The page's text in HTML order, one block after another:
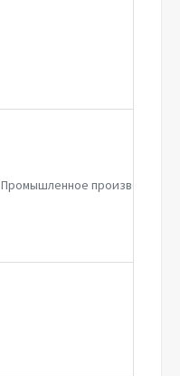
Промышленное производство